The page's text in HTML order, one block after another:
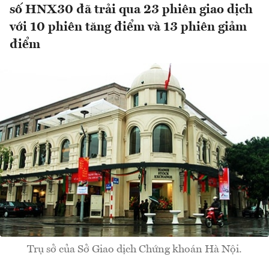
số HNX30 đã trải qua 23 phiên giao dịch
với 10 phiên tăng điểm và 13 phiên giảm
điểm
Trụ sở của Sở Giao dịch Chứng khoán Hà Nội.